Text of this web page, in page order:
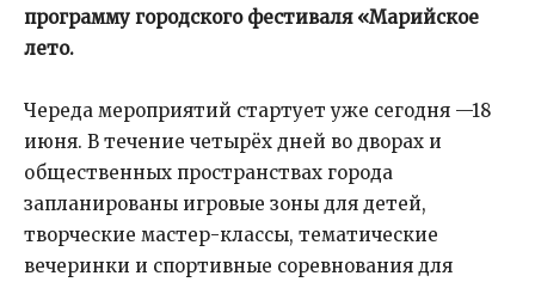
программу городского фестиваля «Марийское
лето.
Череда мероприятий стартует уже сегодня —18
июня. В течение четырёх дней во дворах и
общественных пространствах города
запланированы игровые зоны для детей,
творческие мастер-классы, тематические
вечеринки и спортивные соревнования для